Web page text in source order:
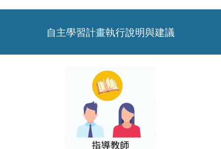
自主學習計畫執行說明與建議